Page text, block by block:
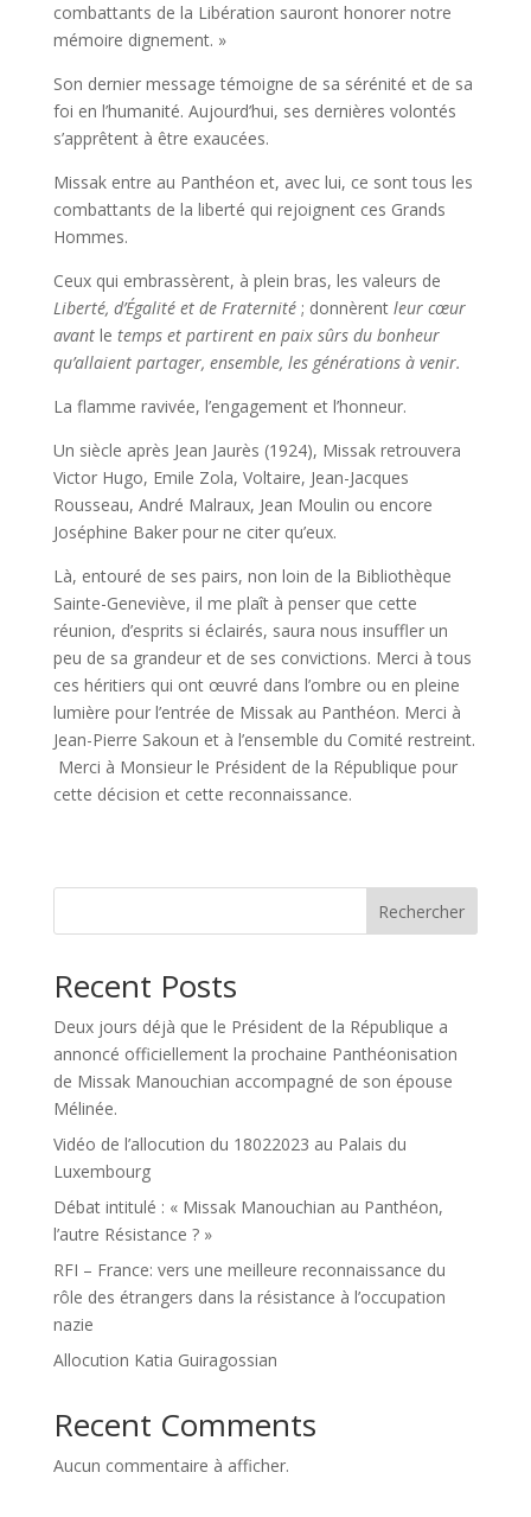
combattants de la Libération sauront honorer notre
mémoire dignement. »
Son dernier message témoigne de sa sérénité et de sa
foi en l’humanité. Aujourd’hui, ses dernières volontés
s’apprêtent à être exaucées.
Missak entre au Panthéon et, avec lui, ce sont tous les
combattants de la liberté qui rejoignent ces Grands
Hommes.
Ceux qui embrassèrent, à plein bras, les valeurs de
Liberté, d’Égalité et de Fraternité; donnèrent leur cœur
avantle temps et partirent en paix sûrs du bonheur
qu’allaient partager, ensemble, les générations à venir.
La flamme ravivée, l’engagement et l’honneur.
Un siècle après Jean Jaurès (1924), Missak retrouvera
Victor Hugo, Emile Zola, Voltaire, Jean-Jacques
Rousseau, André Malraux, Jean Moulin ou encore
Joséphine Baker pour ne citer qu’eux.
Là, entouré de ses pairs, non loin de la Bibliothèque
Sainte-Geneviève, il me plaît à penser que cette
réunion, d’esprits si éclairés, saura nous insuffler un
peu de sa grandeur et de ses convictions. Merci à tous
ces héritiers qui ont œuvré dans l’ombre ou en pleine
lumière pour l’entrée de Missak au Panthéon. Merci à
Jean-Pierre Sakoun et à l’ensemble du Comité restreint.
Merci à Monsieur le Président de la République pour
cette décision et cette reconnaissance.
Rechercher
Recent Posts
Deux jours déjà que le Président de la République a
annoncé officiellement la prochaine Panthéonisation
de Missak Manouchian accompagné de son épouse
Mélinée.
Vidéo de l’allocution du 18022023 au Palais du
Luxembourg
Débat intitulé : « Missak Manouchian au Panthéon,
l’autre Résistance ? »
RFI – France: vers une meilleure reconnaissance du
rôle des étrangers dans la résistance à l’occupation
nazie
Allocution Katia Guiragossian
Recent Comments
Aucun commentaire à afficher.